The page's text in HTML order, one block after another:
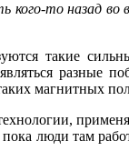
то назад
такие
разные
магнитных
люди там